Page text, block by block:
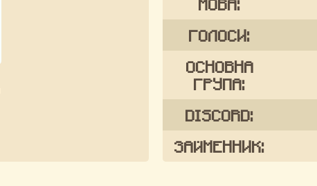
МОВА:
ГОЛОСИ:
ОСНОВНА
ГРУПА:
DISCORD:
ЗАЙМЕННИК: